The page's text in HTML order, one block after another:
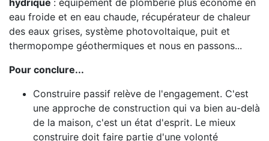
hydrique : équipement de plomberie plus économe en
eau froide et en eau chaude, récupérateur de chaleur
des eaux grises, système photovoltaique, puit et
thermopompe géothermiques et nous en passons...
Pour conclure...
Construire passif relève de l'engagement. C'est
une approche de construction qui va bien au-delà
de la maison, c'est un état d'esprit. Le mieux
construire doit faire partie d'une volonté